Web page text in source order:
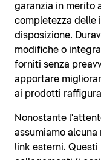
garanzia in merito
completezza delle
disposizione.
modifiche o
forniti senza
apportare
ai prodotti
Nonostante
assumiamo
link esterni. Questi